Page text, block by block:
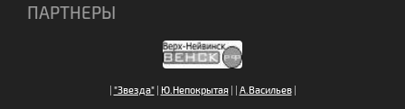
ПАРТНЕРЫ
| "Звезда"| Ю.Непокрытая| | А.Васильев|